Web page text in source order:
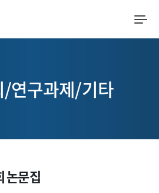
/연구과제/기타
논문집